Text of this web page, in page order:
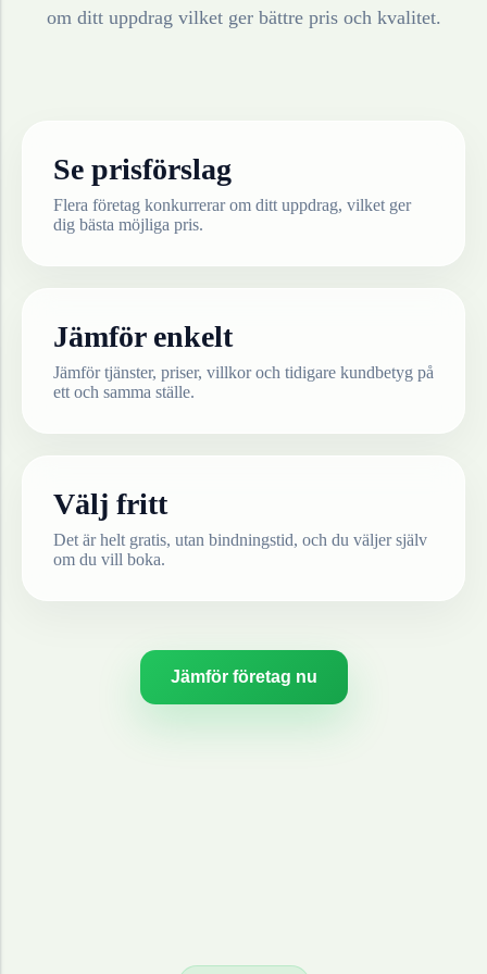
om ditt uppdrag vilket ger bättre pris och kvalitet.
Se prisförslag
Flera företag konkurrerar om ditt uppdrag, vilket ger
dig bästa möjliga pris.
Jämför enkelt
Jämför tjänster, priser, villkor och tidigare kundbetyg på
ett och samma ställe.
Välj fritt
Det är helt gratis, utan bindningstid, och du väljer själv
om du vill boka.
Jämför företag nu